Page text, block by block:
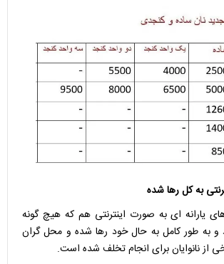
به کل رها شده
یارانه ای به صورت اینترنتی هم که هیچ گونه
و به طور کامل به حال خود رها شده و محل گران
از نانوایان برای انجام تخلف شده است.